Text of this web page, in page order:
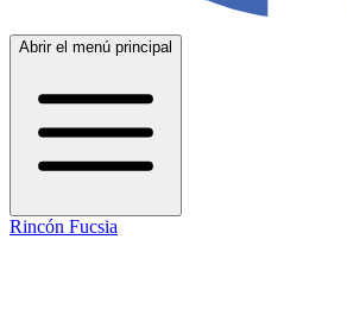
Abrir el menú principal
Rincón Fucsia